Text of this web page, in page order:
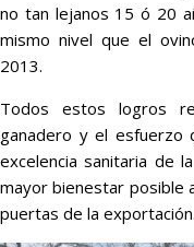
no tan lejanos 15 ó 20
mismo nivel que el
2013.
Todos estos logros
ganadero y el esfuerzo
excelencia sanitaria de
mayor bienestar posible
puertas de la exportación.